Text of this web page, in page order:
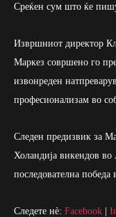
Среќен сум што ќе
Извршниот директор
Маркез совршено го
извонреден
професионализам во
Следен предизвик за
Холандија викендов
последователна победа
Следете нè: Facebook